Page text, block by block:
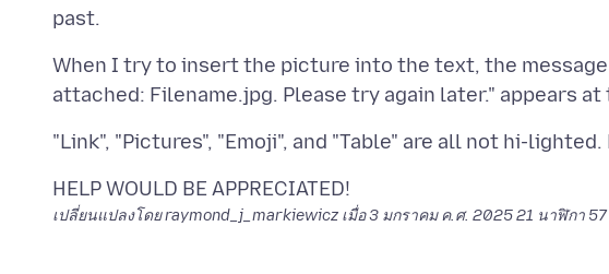
When I try to insert the picture into the text, the
เปลี่ยนแปลงโดย raymond_j_markiewicz เมื่อ3 มกราคม ค.ศ. 2025 21 นาฬิกา